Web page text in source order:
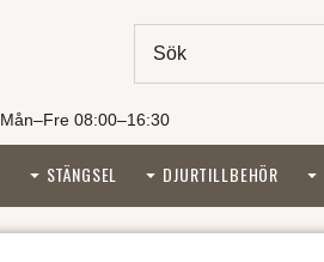
Mån–Fre 08:00–16:30
STÄNGSEL DJURTILLBEHÖR